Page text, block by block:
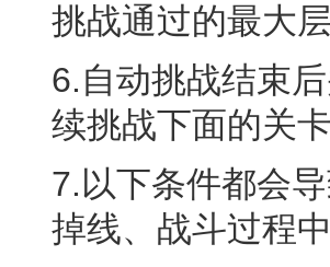
挑战通过的最大
6.自动挑战结束
续挑战下面的关卡
7.以下条件都会
掉线、战斗过程